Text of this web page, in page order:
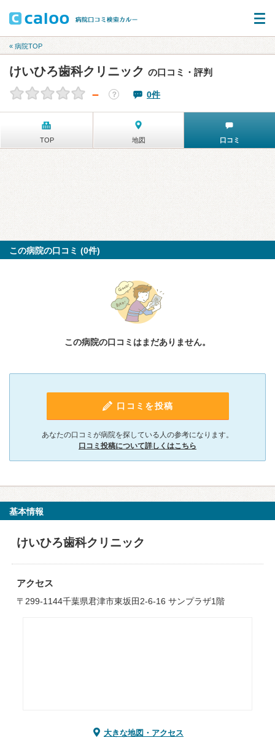
« 病院TOP
けいひろ歯科クリニック の口コミ・評判
－ ？ 0件
TOP 地図 口コミ
この病院の口コミ (0件)
この病院の口コミはまだありません。
口コミを投稿
あなたの口コミが病院を探している人の参考になります。
口コミ投稿について詳しくはこちら
基本情報
けいひろ歯科クリニック
アクセス
〒299-1144千葉県君津市東坂田2-6-16 サンプラザ1階
大きな地図・アクセス